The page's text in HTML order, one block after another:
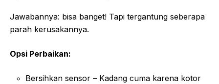
Jawabannya: bisa banget! Tapi tergantung seberapa
parah kerusakannya.
Opsi Perbaikan:
Bersihkan sensor – Kadang cuma karena kotor